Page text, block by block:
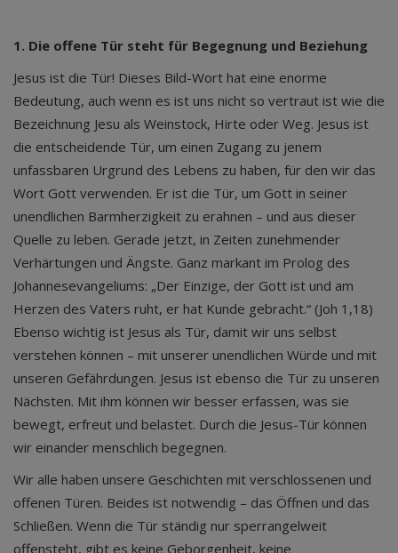
1. Die offene Tür steht für Begegnung und Beziehung
Jesus ist die Tür! Dieses Bild-Wort hat eine enorme
Bedeutung, auch wenn es ist uns nicht so vertraut ist wie die
Bezeichnung Jesu als Weinstock, Hirte oder Weg. Jesus ist
die entscheidende Tür, um einen Zugang zu jenem
unfassbaren Urgrund des Lebens zu haben, für den wir das
Wort Gott verwenden. Er ist die Tür, um Gott in seiner
unendlichen Barmherzigkeit zu erahnen – und aus dieser
Quelle zu leben. Gerade jetzt, in Zeiten zunehmender
Verhärtungen und Ängste. Ganz markant im Prolog des
Johannesevangeliums: „Der Einzige, der Gott ist und am
Herzen des Vaters ruht, er hat Kunde gebracht.“ (Joh 1,18)
Ebenso wichtig ist Jesus als Tür, damit wir uns selbst
verstehen können – mit unserer unendlichen Würde und mit
unseren Gefährdungen. Jesus ist ebenso die Tür zu unseren
Nächsten. Mit ihm können wir besser erfassen, was sie
bewegt, erfreut und belastet. Durch die Jesus-Tür können
wir einander menschlich begegnen.
Wir alle haben unsere Geschichten mit verschlossenen und
offenen Türen. Beides ist notwendig – das Öffnen und das
Schließen. Wenn die Tür ständig nur sperrangelweit
offensteht, gibt es keine Geborgenheit, keine